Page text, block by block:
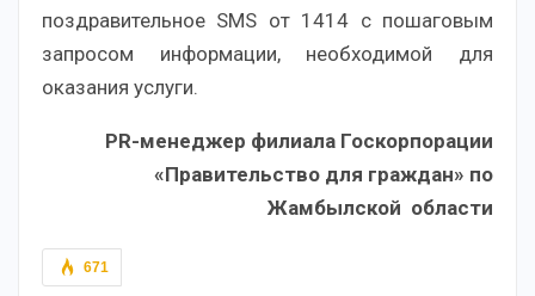
поздравительное SMS от 1414 с пошаговым
запросом информации, необходимой для
оказания услуги.
PR-менеджер филиала Госкорпорации
«Правительство для граждан» по
Жамбылской области
671